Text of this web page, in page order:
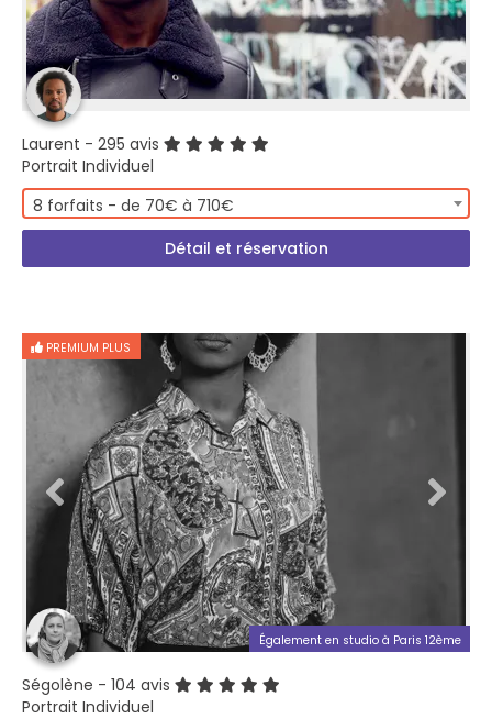
Laurent - 295 avis
Portrait Individuel
8 forfaits - de 70€ à 710€
Détail et réservation
PREMIUM PLUS
Également en studio à Paris 12ème
Ségolène - 104 avis
Portrait Individuel